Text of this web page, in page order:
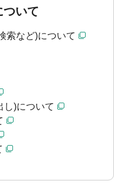
ついて
索など)について
し)について